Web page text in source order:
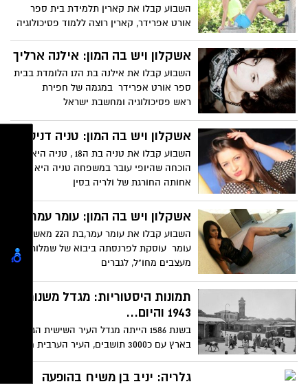
השבוע קבלו את קארין תלמידת בית ספר
אורט אפרידר, קארין רוצה ללמוד פסיכולוגיה
בשביל כל החופרים
אשקלון ויש בה המון: אילנה ארליך
השבוע קבלו את אילנה בת ה17 הלומדת בבית
ספר אורט אפרידר במגמה של חפירת
ראש פסיכולוגיה ומחשבת ישראל
אשקלון ויש בה המון: טניה דניסנקו
השבוע קבלו את טניה בת ה18 , טניה היא
הוכחה שהיופי עובר במשפחה טניה היא
אחותה החורגת של ולריה בסין
אשקלון ויש בה המון: עומר עמר
השבוע קבלו את עומר עמר,בת ה22 מאשקלון,
עומר עוסקת לפרנסתה ביבוא של שמלות
מעצבים מחו"ל, לגברים
תמונות היסטוריות: מגדל משנות
1943 והיום...
בשנת 1586 הייתה מגדל העיר השישית הגדולה
בארץ עם כ3000 תושבים, העיר הערבית מג'דל
בתקופת המנדט שימשה
גלריה: יניב בן משיח בהופעה